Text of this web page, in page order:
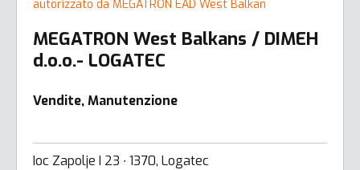
autorizzato da MEGATRON EAD West Balkan
MEGATRON West Balkans / DIMEH
d.o.o.- LOGATEC
Vendite, Manutenzione
Ioc Zapolje I 23 ∙ 1370, Logatec